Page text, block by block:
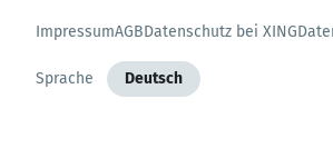
ImpressumAGBDatenschutz bei XING
Sprache Deutsch